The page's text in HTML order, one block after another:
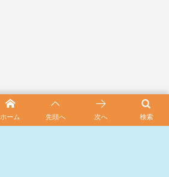
検索
ホーム 先頭へ 次へ